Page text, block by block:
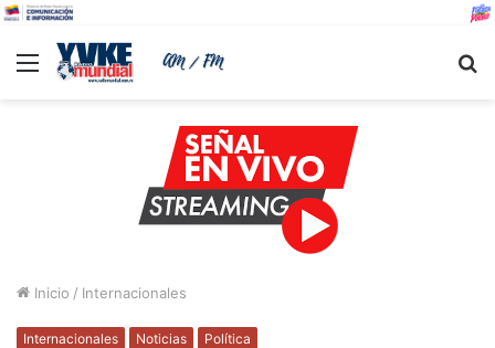
Menu
Inicio / Internacionales
Internacionales Noticias Política